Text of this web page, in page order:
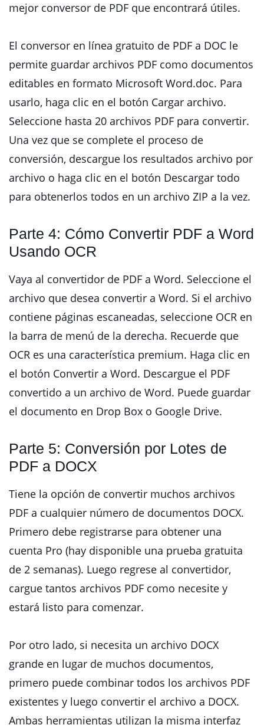
mejor conversor de PDF que encontrará útiles.
El conversor en línea gratuito de PDF a DOC le
permite guardar archivos PDF como documentos
editables en formato Microsoft Word.doc. Para
usarlo, haga clic en el botón Cargar archivo.
Seleccione hasta 20 archivos PDF para convertir.
Una vez que se complete el proceso de
conversión, descargue los resultados archivo por
archivo o haga clic en el botón Descargar todo
para obtenerlos todos en un archivo ZIP a la vez.
Parte 4: Cómo Convertir PDF a Word
Usando OCR
Vaya al convertidor de PDF a Word. Seleccione el
archivo que desea convertir a Word. Si el archivo
contiene páginas escaneadas, seleccione OCR en
la barra de menú de la derecha. Recuerde que
OCR es una característica premium. Haga clic en
el botón Convertir a Word. Descargue el PDF
convertido a un archivo de Word. Puede guardar
el documento en Drop Box o Google Drive.
Parte 5: Conversión por Lotes de
PDF a DOCX
Tiene la opción de convertir muchos archivos
PDF a cualquier número de documentos DOCX.
Primero debe registrarse para obtener una
cuenta Pro (hay disponible una prueba gratuita
de 2 semanas). Luego regrese al convertidor,
cargue tantos archivos PDF como necesite y
estará listo para comenzar.
Por otro lado, si necesita un archivo DOCX
grande en lugar de muchos documentos,
primero puede combinar todos los archivos PDF
existentes y luego convertir el archivo a DOCX.
Ambas herramientas utilizan la misma interfaz